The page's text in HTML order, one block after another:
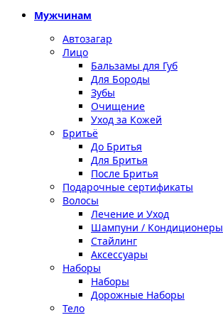
Мужчинам
Автозагар
Лицо
Бальзамы для Губ
Для Бороды
Зубы
Очищение
Уход за Кожей
Бритьё
До Бритья
Для Бритья
После Бритья
Подарочные сертификаты
Волосы
Лечение и Уход
Шампуни / Кондиционеры
Стайлинг
Аксессуары
Наборы
Наборы
Дорожные Наборы
Тело